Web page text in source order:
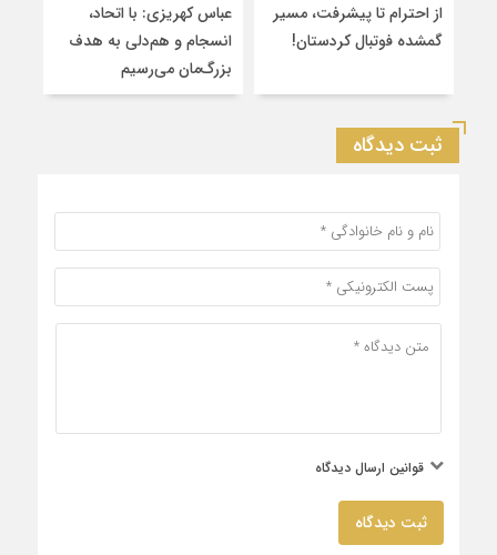
از احترام تا پیشرفت، مسیر
گمشده فوتبال کردستان!
عباس کهریزی: با اتحاد،
انسجام و هم‌دلی به هدف
بزرگ‌مان می‌رسیم
ثبت دیدگاه
قوانین ارسال دیدگاه
ثبت دیدگاه